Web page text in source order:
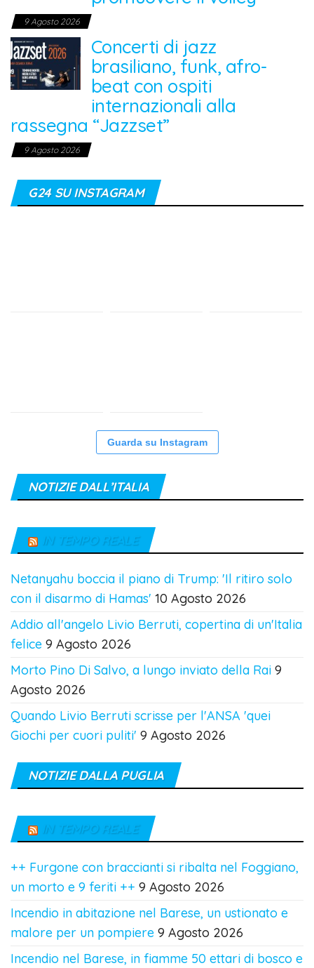
9 Agosto 2026
Concerti di jazz
brasiliano, funk, afro-
beat con ospiti
internazionali alla
rassegna “Jazzset”
9 Agosto 2026
G24 SU INSTAGRAM
Guarda su Instagram
NOTIZIE DALL’ITALIA
IN TEMPO REALE
Netanyahu boccia il piano di Trump: 'Il ritiro solo
con il disarmo di Hamas' 10 Agosto 2026
Addio all'angelo Livio Berruti, copertina di un'Italia
felice 9 Agosto 2026
Morto Pino Di Salvo, a lungo inviato della Rai 9
Agosto 2026
Quando Livio Berruti scrisse per l'ANSA 'quei
Giochi per cuori puliti' 9 Agosto 2026
NOTIZIE DALLA PUGLIA
IN TEMPO REALE
++ Furgone con braccianti si ribalta nel Foggiano,
un morto e 9 feriti ++ 9 Agosto 2026
Incendio in abitazione nel Barese, un ustionato e
malore per un pompiere 9 Agosto 2026
Incendio nel Barese, in fiamme 50 ettari di bosco e